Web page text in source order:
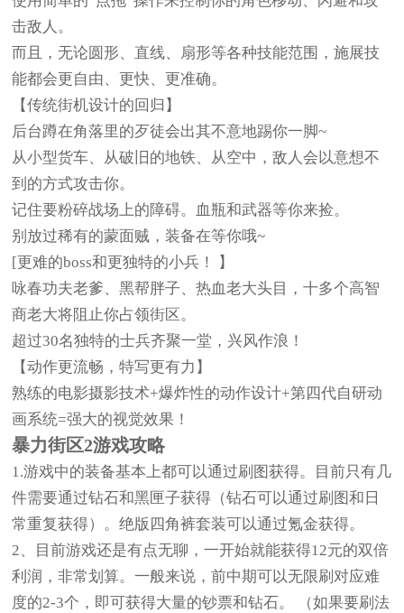
击敌人。
而且，无论圆形、直线、扇形等各种技能范围，施展技
能都会更自由、更快、更准确。
【传统街机设计的回归】
后台蹲在角落里的歹徒会出其不意地踢你一脚~
从小型货车、从破旧的地铁、从空中，敌人会以意想不
到的方式攻击你。
记住要粉碎战场上的障碍。血瓶和武器等你来捡。
别放过稀有的蒙面贼，装备在等你哦~
[更难的boss和更独特的小兵！ 】
咏春功夫老爹、黑帮胖子、热血老大头目，十多个高智
商老大将阻止你占领街区。
超过30名独特的士兵齐聚一堂，兴风作浪！
【动作更流畅，特写更有力】
熟练的电影摄影技术+爆炸性的动作设计+第四代自研动
画系统=强大的视觉效果！
暴力街区2游戏攻略
1.游戏中的装备基本上都可以通过刷图获得。目前只有几
件需要通过钻石和黑匣子获得（钻石可以通过刷图和日
常重复获得）。绝版四角裤套装可以通过氪金获得。
2、目前游戏还是有点无聊，一开始就能获得12元的双倍
利润，非常划算。一般来说，前中期可以无限刷对应难
度的2-3个，即可获得大量的钞票和钻石。 （如果要刷法